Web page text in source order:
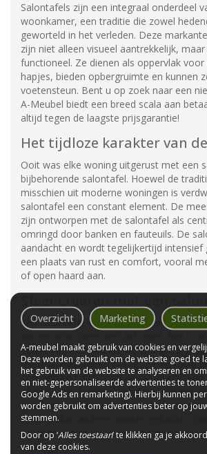
Salontafels zijn een integraal onderdeel
woonkamer, een traditie die zowel
geworteld in het verleden. Deze
zijn niet alleen visueel aantrekkelijk,
functioneel. Ze dienen als oppervlak voor
hapjes, bieden opbergruimte en kunnen
voetensteun. Bent u op zoek naar een
A-Meubel biedt een breed scala aan
altijd tegen de laagste prijsgarantie!
Het tijdloze karakter van
Ooit was elke woning uitgerust met een
bijbehorende salontafel. Hoewel de
misschien uit moderne woningen is
salontafel een constant element. De
zijn ontworpen met de salontafel als
omringd door banken en fauteuils. De
aandacht en wordt tegelijkertijd intensief
een plaats van rust en comfort, vooral
of open haard aan.
Een salontafel in het midden van de
geniet van een kop koffie, een goed
televisie kijkt, alleen of met gasten. Alle
concentreert zich rond de salontafel.
of een kaars kunnen de tafel verfraaien
gezelliger maken. Bovendien worden
vaker ook in andere ruimtes gebruikt,
of langs een muur, als extra tafeltje of
een lege ruimte.
Overzicht Marketing
A-meubel maakt gebruik van cookies en
Deze worden gebruikt om de website goed te
het gebruik van de website te analyseren en
en niet-gepersonaliseerde advertenties te
Google Ads en remarketing). Hierbij kunnen
worden gebruikt om advertenties beter op
stemmen.
Door op ‘Alles toestaan’ te klikken ga je
van deze cookies.